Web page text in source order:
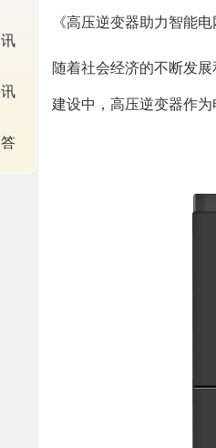
《高压逆变器助力智能
随着社会经济的不断发
建设中，高压逆变器作